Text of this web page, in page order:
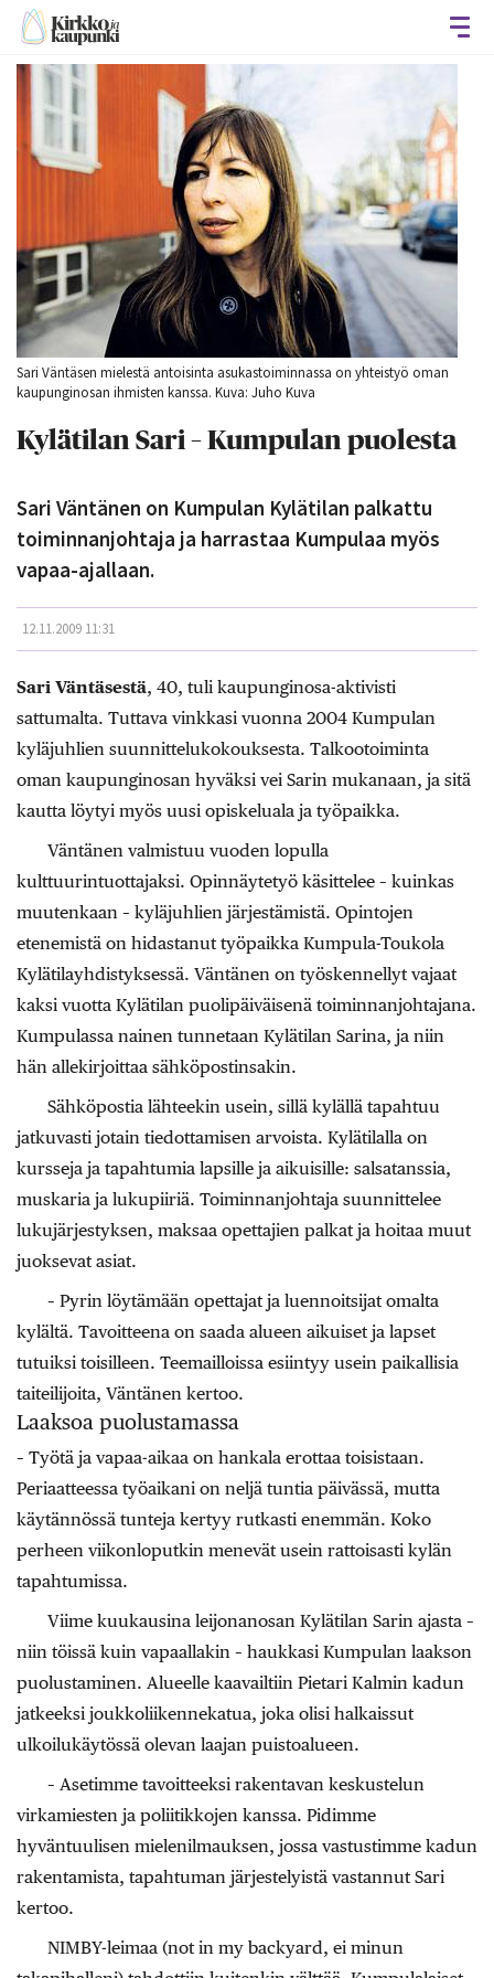
Sari Väntäsen mielestä antoisinta asukastoiminnassa on yhteistyö oman
kaupunginosan ihmisten kanssa. Kuva: Juho Kuva
Kylätilan Sari – Kumpulan puolesta
Sari Väntänen on Kumpulan Kylätilan palkattu
toiminnanjohtaja ja harrastaa Kumpulaa myös
vapaa-ajallaan.
12.11.2009 11:31
Sari Väntäsestä, 40, tuli kaupunginosa-aktivisti
sattumalta. Tuttava vinkkasi vuonna 2004 Kumpulan
kyläjuhlien suunnittelukokouksesta. Talkootoiminta
oman kaupunginosan hyväksi vei Sarin mukanaan, ja sitä
kautta löytyi myös uusi opiskeluala ja työpaikka.
Väntänen valmistuu vuoden lopulla
kulttuurintuottajaksi. Opinnäytetyö käsittelee – kuinkas
muutenkaan – kyläjuhlien järjestämistä. Opintojen
etenemistä on hidastanut työpaikka Kumpula-Toukola
Kylätilayhdistyksessä. Väntänen on työskennellyt vajaat
kaksi vuotta Kylätilan puolipäiväisenä toiminnanjohtajana.
Kumpulassa nainen tunnetaan Kylätilan Sarina, ja niin
hän allekirjoittaa sähköpostinsakin.
Sähköpostia lähteekin usein, sillä kylällä tapahtuu
jatkuvasti jotain tiedottamisen arvoista. Kylätilalla on
kursseja ja tapahtumia lapsille ja aikuisille: salsatanssia,
muskaria ja lukupiiriä. Toiminnanjohtaja suunnittelee
lukujärjestyksen, maksaa opettajien palkat ja hoitaa muut
juoksevat asiat.
– Pyrin löytämään opettajat ja luennoitsijat omalta
kylältä. Tavoitteena on saada alueen aikuiset ja lapset
tutuiksi toisilleen. Teemailloissa esiintyy usein paikallisia
taiteilijoita, Väntänen kertoo.
Laaksoa puolustamassa
– Työtä ja vapaa-aikaa on hankala erottaa toisistaan.
Periaatteessa työaikani on neljä tuntia päivässä, mutta
käytännössä tunteja kertyy rutkasti enemmän. Koko
perheen viikonloputkin menevät usein rattoisasti kylän
tapahtumissa.
Viime kuukausina leijonanosan Kylätilan Sarin ajasta –
niin töissä kuin vapaallakin – haukkasi Kumpulan laakson
puolustaminen. Alueelle kaavailtiin Pietari Kalmin kadun
jatkeeksi joukkoliikennekatua, joka olisi halkaissut
ulkoilukäytössä olevan laajan puistoalueen.
– Asetimme tavoitteeksi rakentavan keskustelun
virkamiesten ja poliitikkojen kanssa. Pidimme
hyväntuulisen mielenilmauksen, jossa vastustimme kadun
rakentamista, tapahtuman järjestelyistä vastannut Sari
kertoo.
NIMBY-leimaa (not in my backyard, ei minun